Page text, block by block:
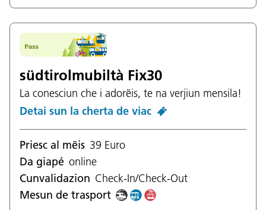
südtirolmubiltà Fix30
La conesciun che i adorëis, te na verjiun mensila!
Detai sun la cherta de viac
Priesc al mëis 39 Euro
Da giapé online
Cunvalidazion Check-In/Check-Out
Mesun de trasport